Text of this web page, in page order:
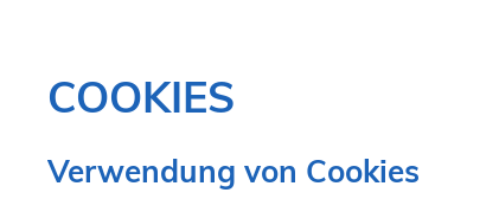
COOKIES
Verwendung von Cookies